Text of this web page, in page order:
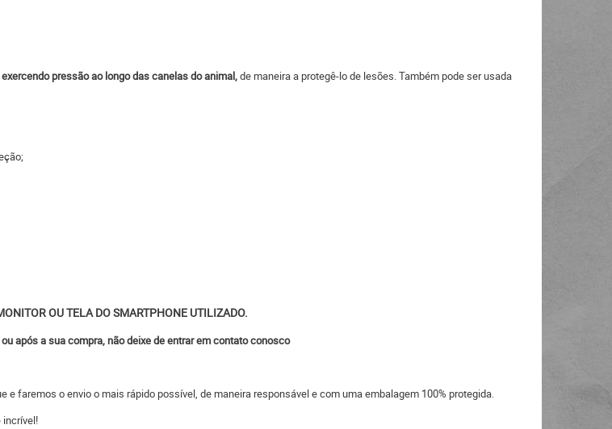
pressão ao longo das canelas do animal,de maneira a protegê-lo de lesões. Também pode ser usada
OU TELA DO SMARTPHONE UTILIZADO.
após a sua compra, não deixe de entrar em contato conosco
faremos o envio o mais rápido possível, de maneira responsável e com uma embalagem 100% protegida.
incrível!